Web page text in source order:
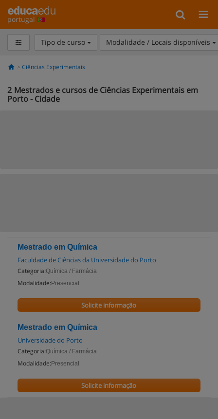
portugal
Tipo de curso Modalidade / Locais disponíveis
Ciências Experimentais
2 Mestrados e cursos de Ciências Experimentais em
Porto - Cidade
Mestrado em Química
Faculdade de Ciências da Universidade do Porto
Categoria:Química / Farmácia
Modalidade: Presencial
Solicite informação
Mestrado em Química
Universidade do Porto
Categoria:Química / Farmácia
Modalidade: Presencial
Solicite informação